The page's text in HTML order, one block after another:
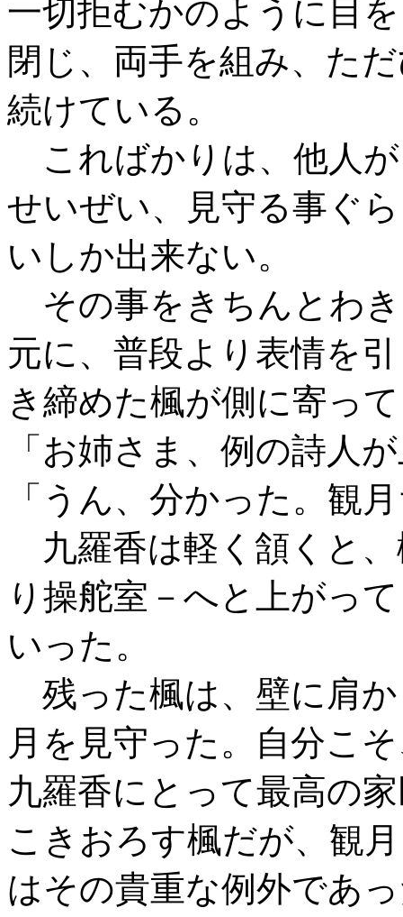
一切拒むかのように目を
閉じ、両手を組み、た
続けている。
こればかりは、他人
せいぜい、見守る事ぐら
いしか出来ない。
その事をきちんとわ
元に、普段より表情を引
き締めた楓が側に寄っ
「お姉さま、例の詩人
「うん、分かった。観
九羅香は軽く頷くと
り操舵室－へと上がって
いった。
残った楓は、壁に肩
月を見守った。自分こ
九羅香にとって最高の
こきおろす楓だが、観月
はその貴重な例外であ